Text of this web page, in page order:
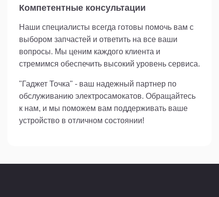
Компетентные консультации
Наши специалисты всегда готовы помочь вам с
выбором запчастей и ответить на все ваши
вопросы. Мы ценим каждого клиента и
стремимся обеспечить высокий уровень сервиса.
"Гаджет Точка" - ваш надежный партнер по
обслуживанию электросамокатов. Обращайтесь
к нам, и мы поможем вам поддерживать ваше
устройство в отличном состоянии!